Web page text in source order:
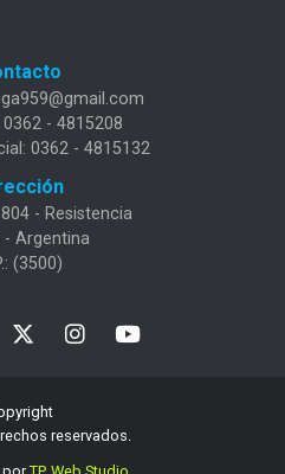
- 4815208
0362 - 4815132
- Resistencia
- Argentina
(3500)
reservados.